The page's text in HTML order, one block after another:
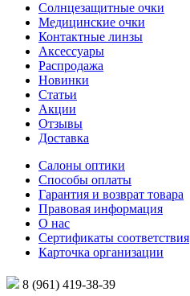
Солнцезащитные очки
Медицинские очки
Контактные линзы
Аксессуары
Распродажа
Новинки
Статьи
Акции
Отзывы
Доставка
Салоны оптики
Способы оплаты
Гарантия и возврат товара
Правовая информация
О нас
Сертификаты соответствия
Карточка организации
8 (961) 419-38-39